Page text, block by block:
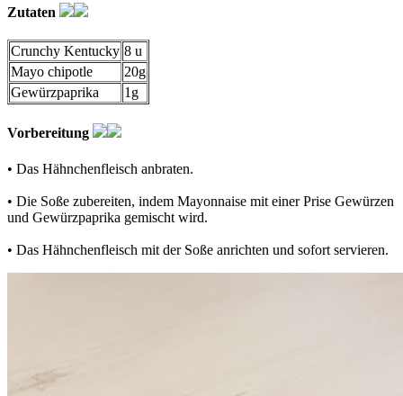
Zutaten
Crunchy Kentucky 8 u
Mayo chipotle
20g
Gewürzpaprika
1g
Vorbereitung
• Das Hähnchenfleisch anbraten.
• Die Soße zubereiten, indem Mayonnaise mit einer Prise Gewürzen
und Gewürzpaprika gemischt wird.
• Das Hähnchenfleisch mit der Soße anrichten und sofort servieren.